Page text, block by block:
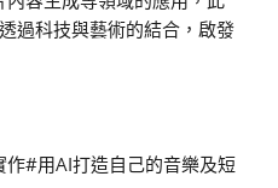
過科技與藝術的結合，啟發
作#用AI打造自己的音樂及短